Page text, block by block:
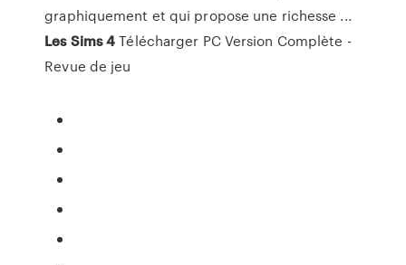
graphiquement et qui propose une richesse ...
Les Sims4Télécharger PC Version Complète -
Revue de jeu